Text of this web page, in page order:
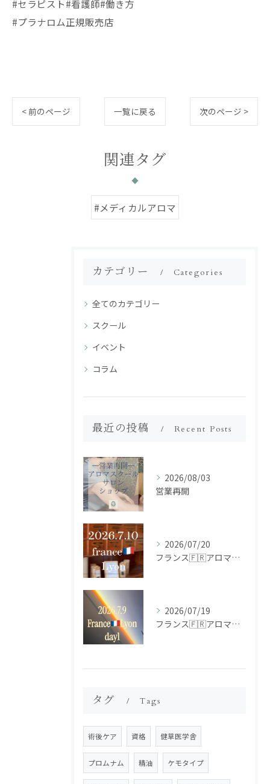
#セラピスト#看護師#働き方
#プラナロム正規販売店
< 前のページ 一覧に戻る 次のページ >
関連タグ
#メディカルアロマ
カテゴリー Categories
全てのカテゴリー
スクール
イベント
コラム
最近の投稿 Recent Posts
2026/08/03
営業再開
2026/07/20
フランス🇫🇷アロマ研修ツアー𝗱𝗮𝘆𝟮
2026/07/19
フランス🇫🇷アロマ研修ツアー𝗱𝗮𝘆𝟭
タグ Tags
術後ケア 資格 健草医学舎
プロムナム 精油 ケモタイプ